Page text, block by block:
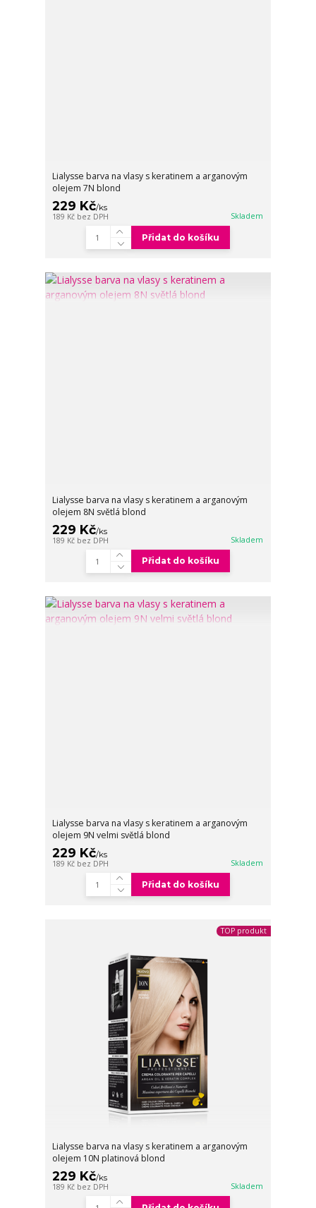
Lialysse barva na vlasy s keratinem a arganovým
olejem 7N blond
229 Kč/ks
189 Kč bez DPH Skladem
Přidat do košíku
Lialysse barva na vlasy s keratinem a arganovým
olejem 8N světlá blond
229 Kč/ks
189 Kč bez DPH Skladem
Přidat do košíku
Lialysse barva na vlasy s keratinem a arganovým
olejem 9N velmi světlá blond
229 Kč/ks
189 Kč bez DPH Skladem
Přidat do košíku
TOP produkt
Lialysse barva na vlasy s keratinem a arganovým
olejem 10N platinová blond
229 Kč/ks
189 Kč bez DPH Skladem